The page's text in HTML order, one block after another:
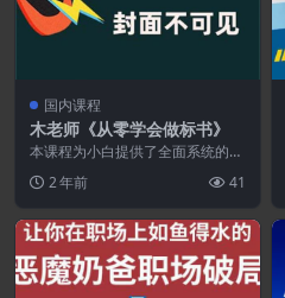
国内课程
木老师《从零学会做标书》
本课程为小白提供了全面系统的标
读、标书制作、检查、电...
2 年前 41